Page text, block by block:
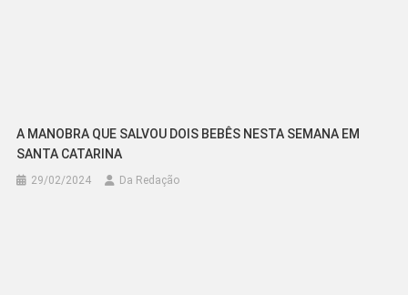
A MANOBRA QUE SALVOU DOIS BEBÊS NESTA SEMANA EM
SANTA CATARINA
29/02/2024 Da Redação